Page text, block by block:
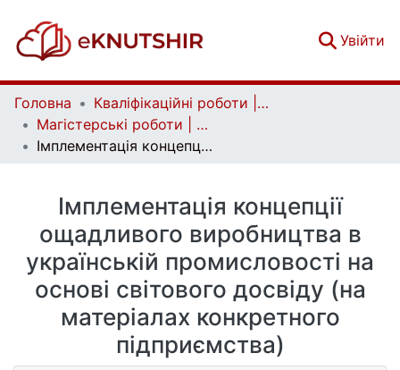
Увійти
Головна
Кваліфікаційні роботи | Qualifying works
Магістерські роботи | Master's theses
Імплементація концепції ощадливого виробництва в українській промисловості на основі світового досвіду (на матеріалах конкретного підприємства)
Імплементація концепції
ощадливого виробництва в
українській промисловості на
основі світового досвіду (на
матеріалах конкретного
підприємства)